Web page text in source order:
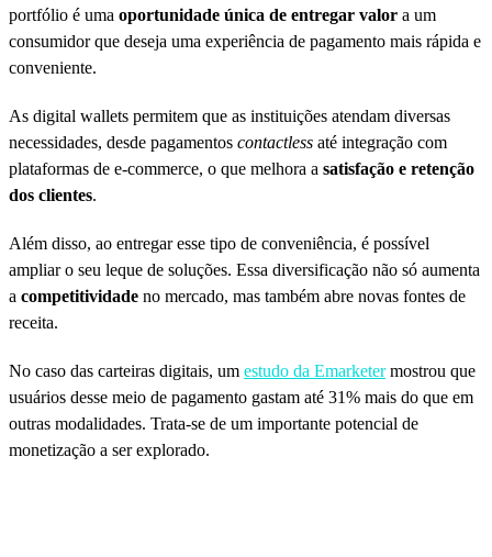
portfólio é uma oportunidade única de entregar valor a um
consumidor que deseja uma experiência de pagamento mais rápida e
conveniente.
As digital wallets permitem que as instituições atendam diversas
necessidades, desde pagamentos contactless até integração com
plataformas de e-commerce, o que melhora a satisfação e retenção
dos clientes.
Além disso, ao entregar esse tipo de conveniência, é possível
ampliar o seu leque de soluções. Essa diversificação não só aumenta
a competitividade no mercado, mas também abre novas fontes de
receita.
No caso das carteiras digitais, um estudo da Emarketermostrou que
usuários desse meio de pagamento gastam até 31% mais do que em
outras modalidades. Trata-se de um importante potencial de
monetização a ser explorado.